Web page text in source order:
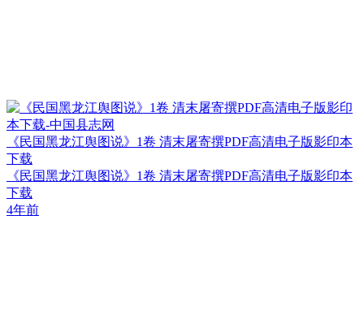
《民国黑龙江舆图说》1卷 清末屠寄撰PDF高清电子版影印本
下载
《民国黑龙江舆图说》1卷 清末屠寄撰PDF高清电子版影印本
下载
4年前